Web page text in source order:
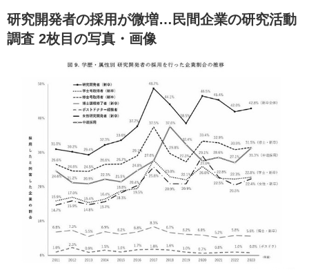
研究開発者の採用が微増…民間企業の研究活動
調査 2枚目の写真・画像